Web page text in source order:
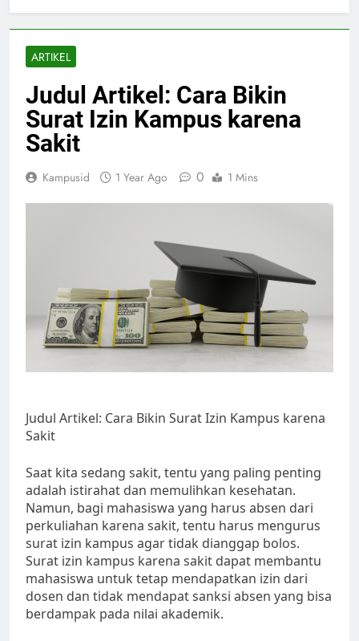
ARTIKEL
Judul Artikel: Cara Bikin
Surat Izin Kampus karena
Sakit
Kampusid 1 Year Ago 0 1 Mins
Judul Artikel: Cara Bikin Surat Izin Kampus karena
Sakit
Saat kita sedang sakit, tentu yang paling penting
adalah istirahat dan memulihkan kesehatan.
Namun, bagi mahasiswa yang harus absen dari
perkuliahan karena sakit, tentu harus mengurus
surat izin kampus agar tidak dianggap bolos.
Surat izin kampus karena sakit dapat membantu
mahasiswa untuk tetap mendapatkan izin dari
dosen dan tidak mendapat sanksi absen yang bisa
berdampak pada nilai akademik.